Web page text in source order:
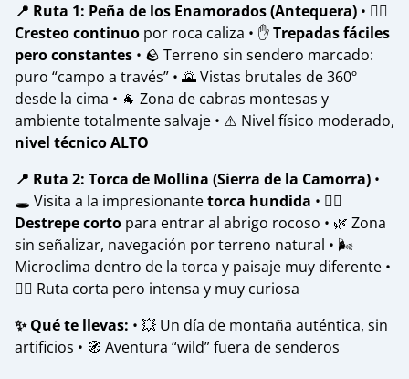
📍 Ruta 1: Peña de los Enamorados (Antequera) • 🧗‍♂️
Cresteo continuo por roca caliza • ✋Trepadas fáciles
pero constantes • 🪨 Terreno sin sendero marcado:
puro “campo a través” • 🌄 Vistas brutales de 360º
desde la cima • 🐐 Zona de cabras montesas y
ambiente totalmente salvaje • ⚠️ Nivel físico moderado,
nivel técnico ALTO
📍 Ruta 2: Torca de Mollina (Sierra de la Camorra) •
🕳️ Visita a la impresionantetorca hundida • 🧗‍♀️
Destrepe corto para entrar al abrigo rocoso • 🌿 Zona
sin señalizar, navegación por terreno natural • 🌬️
Microclima dentro de la torca y paisaje muy diferente •
🚶‍♂️ Ruta corta pero intensa y muy curiosa
✨ Qué te llevas: • 💥 Un día de montaña auténtica, sin
artificios • 🧭 Aventura “wild” fuera de senderos